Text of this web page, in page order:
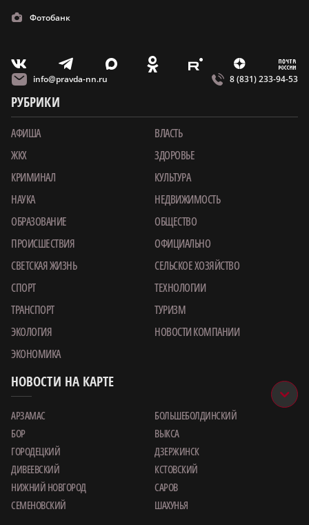
Фотобанк
V T X O E Z m
info@pravda-nn.ru 8 (831) 233-94-53
РУБРИКИ
АФИША
ВЛАСТЬ
ЖКХ
ЗДОРОВЬЕ
КРИМИНАЛ
КУЛЬТУРА
НАУКА
НЕДВИЖИМОСТЬ
ОБРАЗОВАНИЕ
ОБЩЕСТВО
ПРОИСШЕСТВИЯ
ОФИЦИАЛЬНО
СВЕТСКАЯ ЖИЗНЬ
СЕЛЬСКОЕ ХОЗЯЙСТВО
СПОРТ
ТЕХНОЛОГИИ
ТРАНСПОРТ
ТУРИЗМ
ЭКОЛОГИЯ
НОВОСТИ КОМПАНИИ
ЭКОНОМИКА
НОВОСТИ НА КАРТЕ
АРЗАМАС
БОЛЬШЕБОЛДИНСКИЙ
БОР
ВЫКСА
ГОРОДЕЦКИЙ
ДЗЕРЖИНСК
ДИВЕЕВСКИЙ
КСТОВСКИЙ
НИЖНИЙ НОВГОРОД
САРОВ
СЕМЕНОВСКИЙ
ШАХУНЬЯ